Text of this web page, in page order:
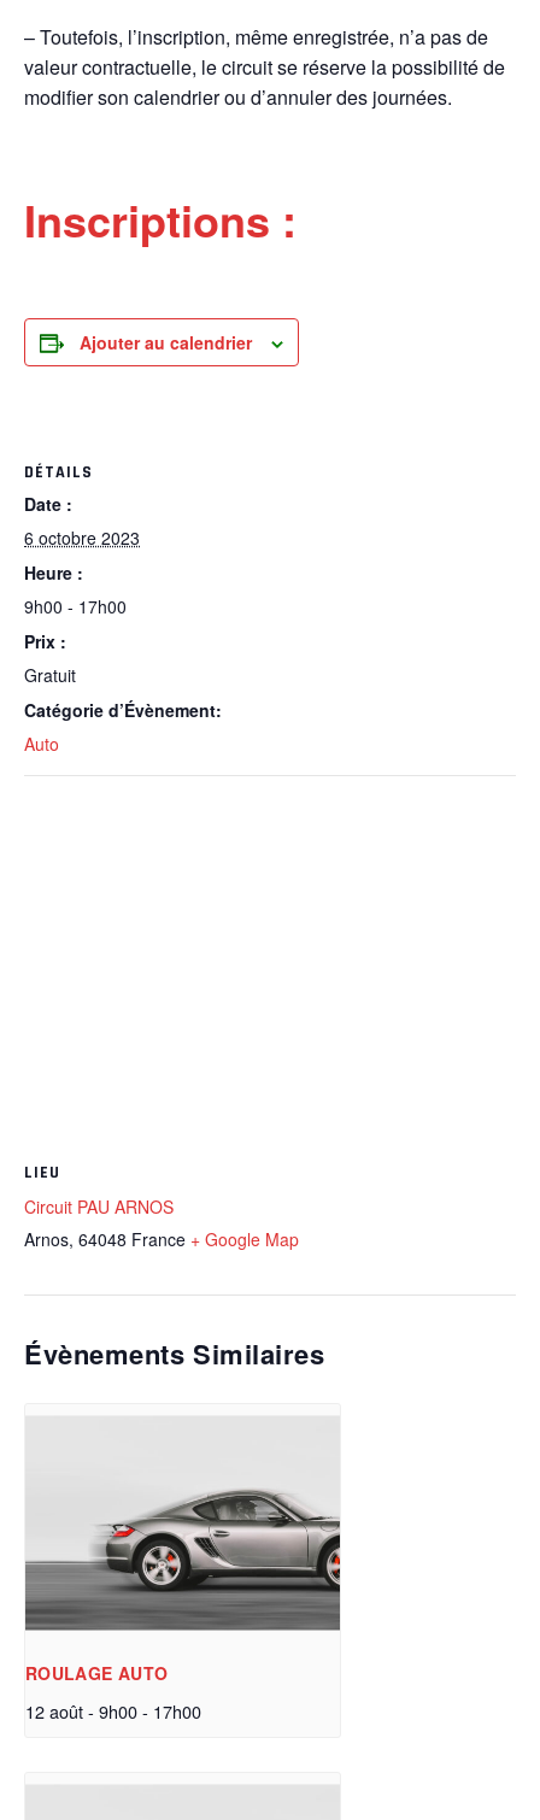
– Toutefois, l’inscription, même enregistrée, n’a pas de
valeur contractuelle, le circuit se réserve la possibilité de
modifier son calendrier ou d’annuler des journées.
Inscriptions :
Ajouter au calendrier
DÉTAILS
Date :
6 octobre 2023
Heure :
9h00 - 17h00
Prix :
Gratuit
Catégorie d’Évènement:
Auto
LIEU
Circuit PAU ARNOS
Arnos, 64048 France + Google Map
Évènements Similaires
ROULAGE AUTO
12 août - 9h00- 17h00